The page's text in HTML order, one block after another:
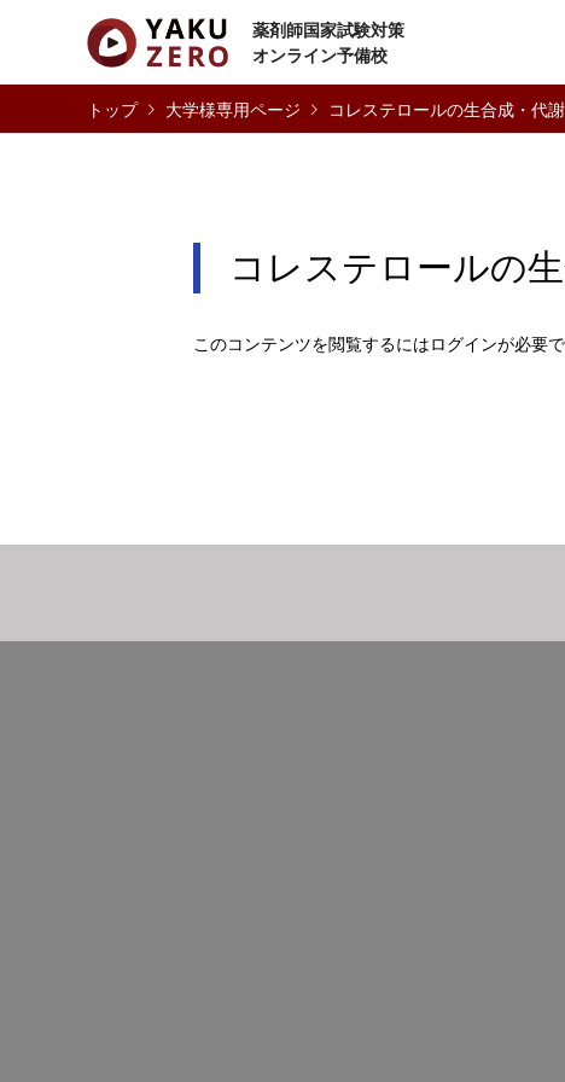
薬剤師国家試験対策
オンライン予備校
大学様専用ページ
コレステロールの生合成・代謝
コレステロールの
このコンテンツを閲覧するにはログインが必要